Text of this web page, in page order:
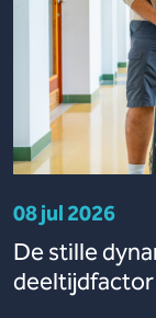
08 jul 2026
De stille
deeltijdfactor